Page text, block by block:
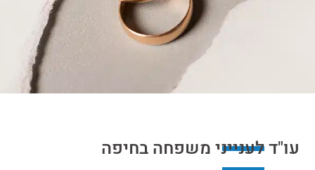
עו"ד לענייני משפחה בחיפה